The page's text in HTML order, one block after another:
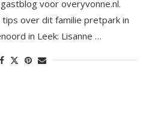
voor overyvonne.nl.
over dit familie pretpark in
in Leek: Lisanne …